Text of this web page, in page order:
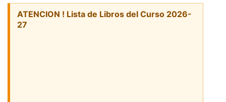
ATENCION ! Lista de Libros del Curso 2026-
27